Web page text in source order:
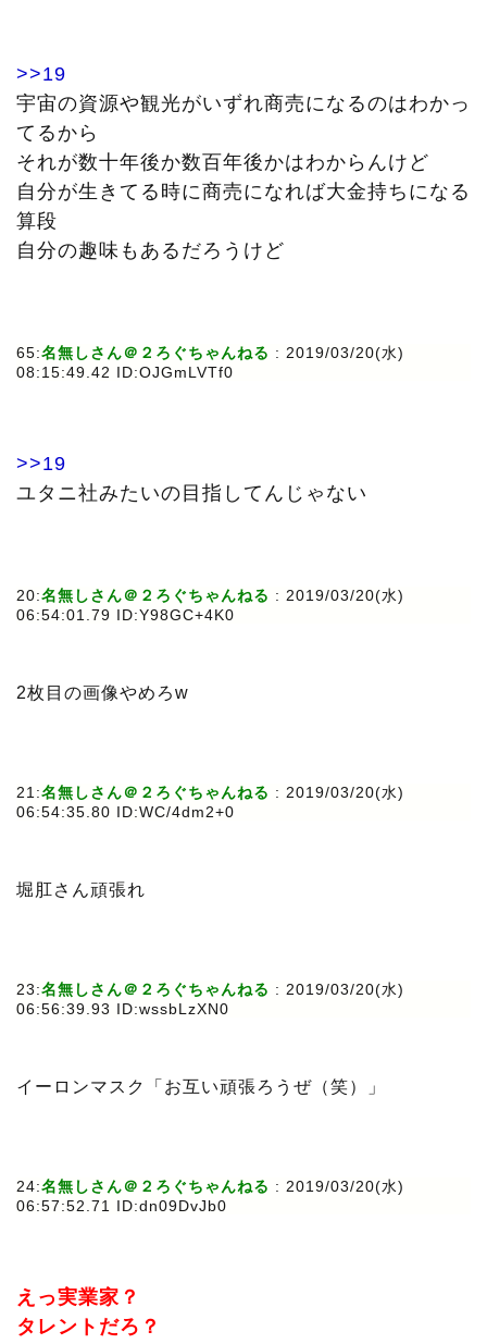
>>19
宇宙の資源や観光がいずれ商売になるのはわかっ
てるから
それが数十年後か数百年後かはわからんけど
自分が生きてる時に商売になれば大金持ちになる
算段
自分の趣味もあるだろうけど
65:名無しさん＠２ろぐちゃんねる : 2019/03/20(水)
08:15:49.42 ID:OJGmLVTf0
>>19
ユタニ社みたいの目指してんじゃない
20:名無しさん＠２ろぐちゃんねる : 2019/03/20(水)
06:54:01.79 ID:Y98GC+4K0
2枚目の画像やめろw
21:名無しさん＠２ろぐちゃんねる : 2019/03/20(水)
06:54:35.80 ID:WC/4dm2+0
堀肛さん頑張れ
23:名無しさん＠２ろぐちゃんねる : 2019/03/20(水)
06:56:39.93 ID:wssbLzXN0
イーロンマスク「お互い頑張ろうぜ（笑）」
24:名無しさん＠２ろぐちゃんねる : 2019/03/20(水)
06:57:52.71 ID:dn09DvJb0
えっ実業家？
タレントだろ？